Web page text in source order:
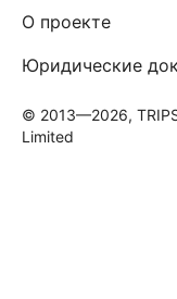
О проекте
Юридические
© 2013—2026,
Limited